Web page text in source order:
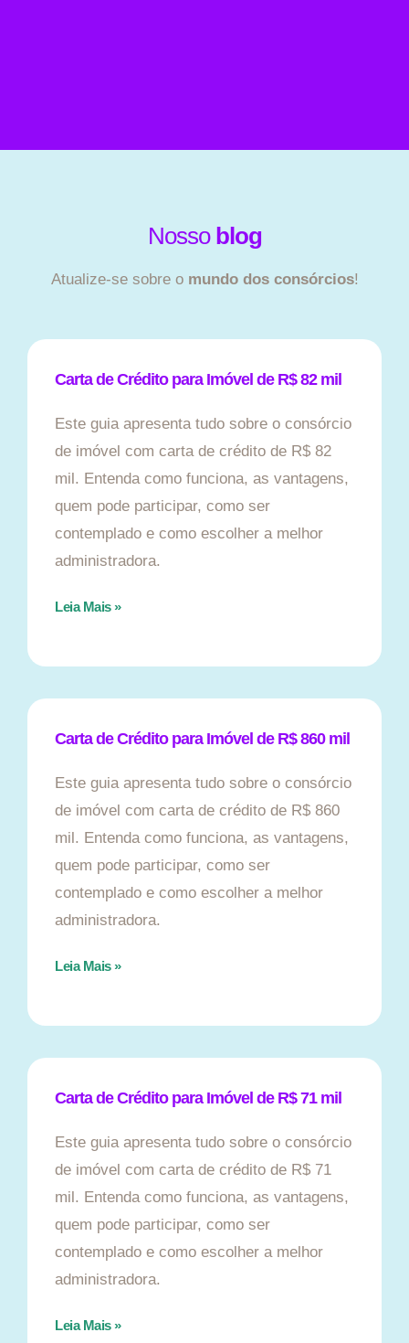
Nosso blog
Atualize-se sobre o mundo dos consórcios!
Carta de Crédito para Imóvel de R$ 82 mil
Este guia apresenta tudo sobre o consórcio
de imóvel com carta de crédito de R$ 82
mil. Entenda como funciona, as vantagens,
quem pode participar, como ser
contemplado e como escolher a melhor
administradora.
Leia Mais »
Carta de Crédito para Imóvel de R$ 860 mil
Este guia apresenta tudo sobre o consórcio
de imóvel com carta de crédito de R$ 860
mil. Entenda como funciona, as vantagens,
quem pode participar, como ser
contemplado e como escolher a melhor
administradora.
Leia Mais »
Carta de Crédito para Imóvel de R$ 71 mil
Este guia apresenta tudo sobre o consórcio
de imóvel com carta de crédito de R$ 71
mil. Entenda como funciona, as vantagens,
quem pode participar, como ser
contemplado e como escolher a melhor
administradora.
Leia Mais »